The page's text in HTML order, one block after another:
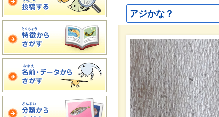
アジかな？